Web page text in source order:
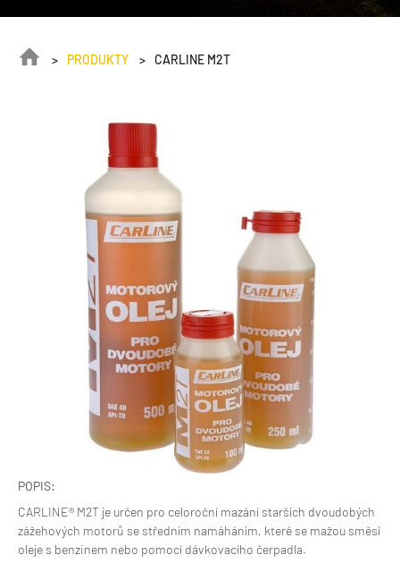
PRODUKTY CARLINE M2T
POPIS:
CARLINE® M2T je určen pro celoroční mazání starších dvoudobých
zážehových motorů se středním namáháním, které se mažou směsí
oleje s benzinem nebo pomocí dávkovacího čerpadla.